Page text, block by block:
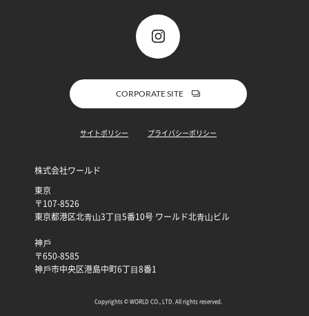
CORPORATE SITE
サイトポリシー プライバシーポリシー
株式会社ワールド
東京
〒107-8526
東京都港区北⻘⼭3丁⽬5番10号 ワールド北⻘⼭ビル
神⼾
〒650-8585
神⼾市中央区港島中町6丁⽬8番1
Copyrights © WORLD CO., LTD. All rights reserved.